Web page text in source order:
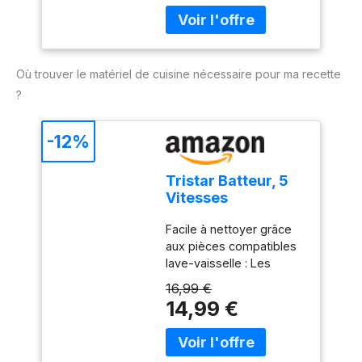
Où trouver le matériel de cuisine nécessaire pour ma recette
?
Tristar Batteur, 5
Vitesses
Design
Ergonomique,
Fouets et Crochets
Inox, Pièces
Compatibles Lave-
Vaisselle, Sans
BPA, Compact et
Pratique, Avec
Facile à nettoyer grâce
aux pièces compatibles
lave-vaisselle : Les
inoxydable, comme les
crochets et fouets, sont
détachables et lavables
au lave-vaisselle pour un
16,99 €
14,99 €
-12%